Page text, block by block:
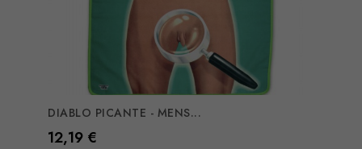
DIABLO PICANTE - MENS...
Preço
12,19 €